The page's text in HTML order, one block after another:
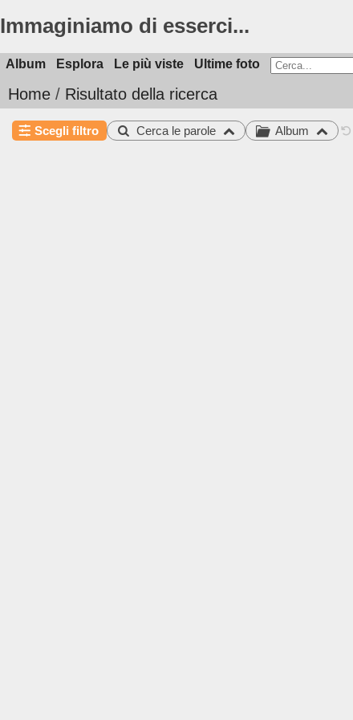
Immaginiamo di esserci...
Album Esplora Le più viste Ultime foto
Home / Risultato della ricerca
Scegli filtro Cerca le parole Album